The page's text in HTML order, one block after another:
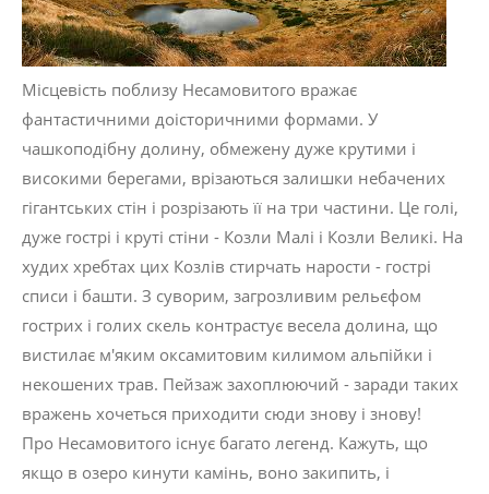
Місцевість поблизу Несамовитого вражає
фантастичними доісторичними формами. У
чашкоподібну долину, обмежену дуже крутими і
високими берегами, врізаються залишки небачених
гігантських стін і розрізають її на три частини. Це голі,
дуже гострі і круті стіни - Козли Малі і Козли Великі. На
худих хребтах цих Козлів стирчать нарости - гострі
списи і башти. З суворим, загрозливим рельєфом
гострих і голих скель контрастує весела долина, що
вистилає м'яким оксамитовим килимом альпійки і
некошених трав. Пейзаж захоплюючий - заради таких
вражень хочеться приходити сюди знову і знову!
Про Несамовитого існує багато легенд. Кажуть, що
якщо в озеро кинути камінь, воно закипить, і